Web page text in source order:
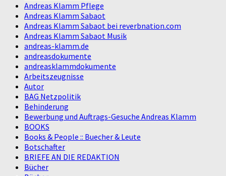
Andreas Klamm Pflege
Andreas Klamm Sabaot
Andreas Klamm Sabaot bei reverbnation.com
Andreas Klamm Sabaot Musik
andreas-klamm.de
andreasdokumente
andreasklammdokumente
Arbeitszeugnisse
Autor
BAG Netzpolitik
Behinderung
Bewerbung und Auftrags-Gesuche Andreas Klamm
BOOKS
Books & People :: Buecher & Leute
Botschafter
BRIEFE AN DIE REDAKTION
Bücher